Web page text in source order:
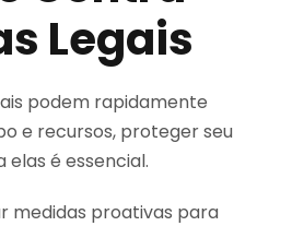
Legais
podem rapidamente
e recursos, proteger seu
elas é essencial.
medidas proativas para